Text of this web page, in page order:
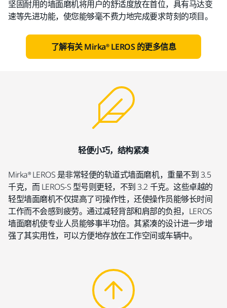
坚固耐用的墙面磨机将用户的舒适度放在首位，具有马达变
速等先进功能，使您能够毫不费力地完成要求苛刻的项目。
了解有关 Mirka® LEROS 的更多信息
轻便小巧，结构紧凑
Mirka® LEROS 是非常轻便的轨道式墙面磨机，重量不到 3.5
千克，而 LEROS-S 型号则更轻，不到 3.2 千克。这些卓越的
轻型墙面磨机不仅提高了可操作性，还使操作员能够长时间
工作而不会感到疲劳。通过减轻背部和肩部的负担，LEROS
墙面磨机使专业人员能够事半功倍。其紧凑的设计进一步增
强了其实用性，可以方便地存放在工作空间或车辆中。